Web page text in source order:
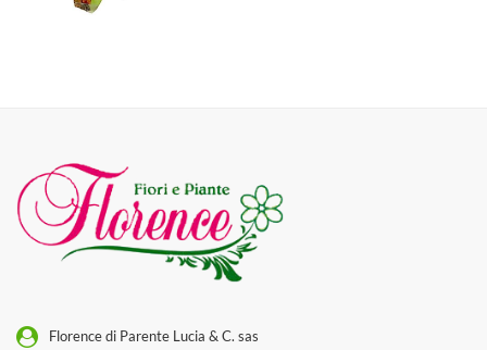
Florence di Parente Lucia & C. sas